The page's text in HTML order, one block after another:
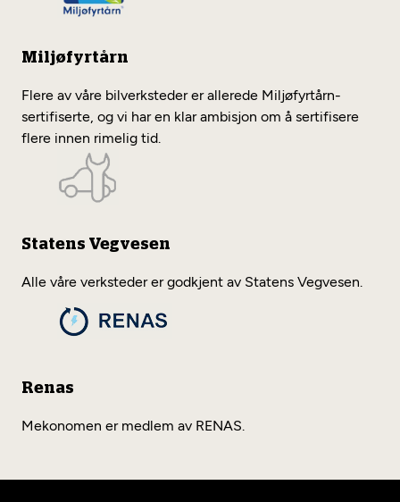
Miljøfyrtårn
Flere av våre bilverksteder er allerede Miljøfyrtårn-
sertifiserte, og vi har en klar ambisjon om å sertifisere
flere innen rimelig tid.
Statens Vegvesen
Alle våre verksteder er godkjent av Statens Vegvesen.
Renas
Mekonomen er medlem av RENAS.